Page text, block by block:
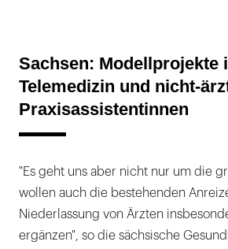
Sachsen: Modellprojekte
Telemedizin und nicht-
Praxisassistentinnen
"Es geht uns aber nicht nur um die
wollen auch die bestehenden
Niederlassung von Ärzten
ergänzen", so die sächsische